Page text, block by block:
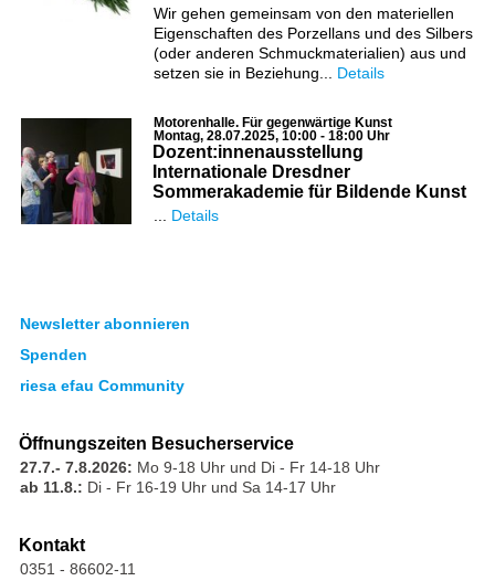
Wir gehen gemeinsam von den materiellen
Eigenschaften des Porzellans und des Silbers
(oder anderen Schmuckmaterialien) aus und
setzen sie in Beziehung... Details
Motorenhalle. Für gegenwärtige Kunst
Montag, 28.07.2025, 10:00 - 18:00 Uhr
Dozent:innenausstellung
Internationale Dresdner
Sommerakademie für Bildende Kunst
Details
Newsletter abonnieren
Spenden
riesa efau Community
Öffnungszeiten Besucherservice
27.7.- 7.8.2026: Mo 9-18 Uhr und Di - Fr 14-18 Uhr
ab 11.8.: Di - Fr 16-19 Uhr und Sa 14-17 Uhr
Kontakt
0351 - 86602-11